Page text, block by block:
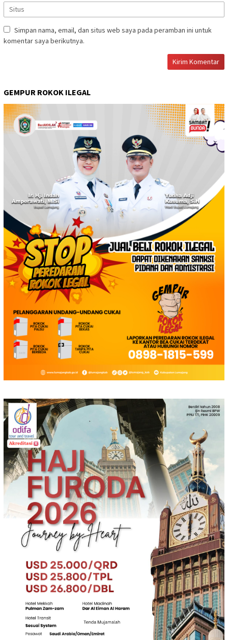
Simpan nama, email, dan situs web saya pada peramban ini untuk
komentar saya berikutnya.
GEMPUR ROKOK ILEGAL